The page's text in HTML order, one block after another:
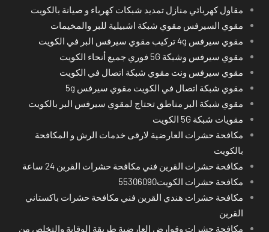
مقاول كهربائي منازل تمديد شبكات كهرباء و صيانة بالكويت
مقوي السيرفس مقوي شبكة اشبيلية للبر والمخيمات
مقوي سيرفس 4g تركيب مقوي سيرفس البر في الكويت
مقوي سيرفس وشبكة 5G فوري جميع أنحاء الكويت
مقوي سيرفس ونت مقوي شبكة اتصال في الكويت
مقوي شبكة اتصال في الكويت مقوي سيرفس 5g
مقوي شبكة البر مناطق تحتاج لمقوي سيرفس البر بالكويت
مقويات شبكة 5G الكويت
مكافحة حشرات العارضية لارقى خدمات الرش و المكافحة
بالكويت
مكافحة حشرات القرين فني مكافحة حشرات القرين 24 ساعة
مكافحة حشرات الكويت55306090
مكافحة حشرات هندي القرين فني مكافحة حشرات باكستاني
القرين
مكافحة حشرات وقوارض العارضية طريقة الوقاية والتخلص من